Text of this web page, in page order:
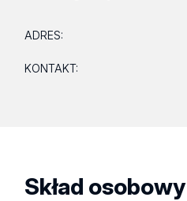
ADRES:
KONTAKT:
Skład osobowy